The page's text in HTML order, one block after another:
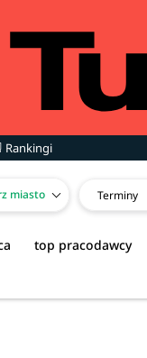
Rankingi
miasto Terminy
top pracodawcy